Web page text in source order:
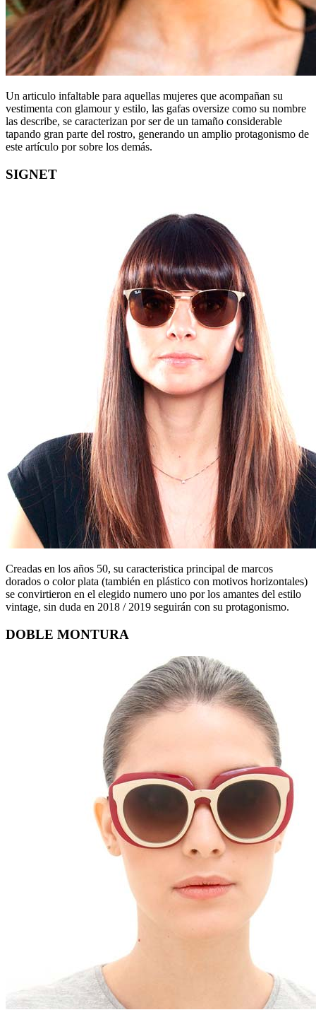
Un articulo infaltable para aquellas mujeres que acompañan su
vestimenta con glamour y estilo, las gafas oversize como su nombre
las describe, se caracterizan por ser de un tamaño considerable
tapando gran parte del rostro, generando un amplio protagonismo de
este artículo por sobre los demás.
SIGNET
Creadas en los años 50, su caracteristica principal de marcos
dorados o color plata (también en plástico con motivos horizontales)
se convirtieron en el elegido numero uno por los amantes del estilo
vintage, sin duda en 2018 / 2019 seguirán con su protagonismo.
DOBLE MONTURA